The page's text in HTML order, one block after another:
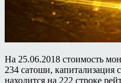
На 25.06.2018 стоимость
234 сатоши, капитализация
находится на 222 строке